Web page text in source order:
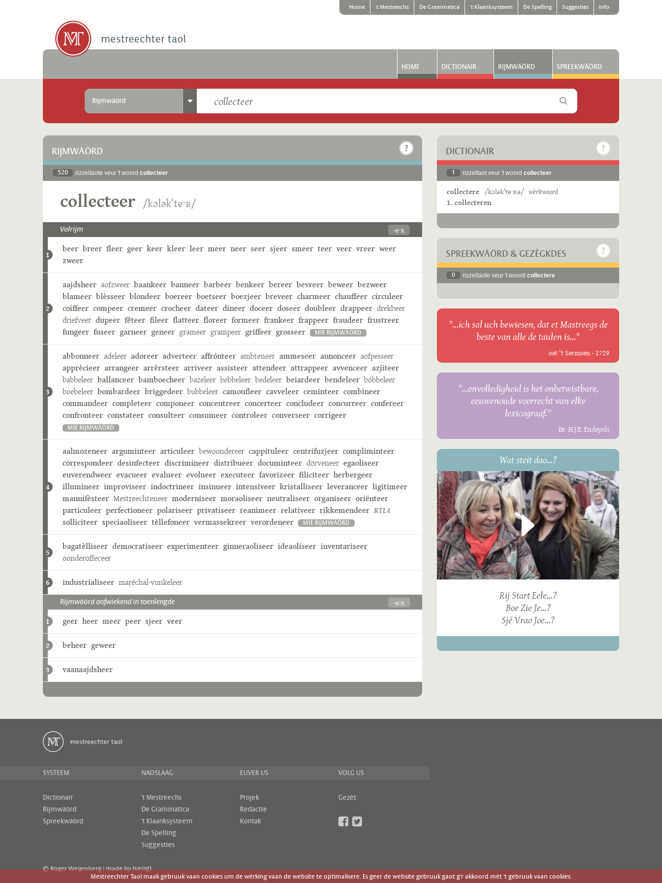
Home 't Mestreechs De Grammatica 't Klaanksysteem De Spelling Suggesties Info
HOME DICTIONAIR RIJMWÄÖRD SPREEKWÄÖRD
Rijmwäörd
RIJMWÄÖRD
520 rizzeltaote veur 't woord collecteer
collecteer /kɔləkˈteˑʀ/
Volrijm -eˑʀ
1
beer breer fleer geer keer kleer leer meer neer seer sjeer smeer teer veer vreer weer
zweer
2
aajdsheer aofzweer baankeer banneer barbeer benkeer bereer bevreer beweer bezweer
blameer blèsseer blondeer boereer boetseer boezjeer breveer charmeer chauffeer circuleer
coiffeer compeer cremeer crocheer dateer dineer doceer doseer doubleer drappeer drekbeer
driefveer dupeer fêteer fileer flatteer floreer formeer frankeer frappeer fraudeer frustreer
fungeer fuseer garneer geneer grameer grampeer griffeer grosseer MIE RIJMWÄÖRD
3
abbonneer adeleer adoreer adverteer affrónteer ambteneer ammeseer annonceer aofpesseer
apprècieer arrangeer arrèrsteer arriveer assisteer attendeer attrappeer avvenceer azjiteer
babbeleer ballanceer bamboecheer bazeleer bebbeleer bedeleer beiardeer bendeleer bóbbeleer
boebeleer bombardeer briggedeer bubbeleer camoufleer cavveleer ceminteer combineer
commandeer completeer componeer concentreer concerteer concludeer concurreer confereer
confronteer constateer consulteer consumeer controleer converseer corrigeer
MIE RIJMWÄÖRD
4
aalmozeneer arguminteer articuleer bewoondereer cappituleer centrifuzjeer compliminteer
correspondeer desinfecteer discrimineer distribueer documinteer dörveneer egaoliseer
euverendweer evacueer evalueer evolueer executeer favorizeer filiciteer herbergeer
illumineer improviseer indoctrineer insinueer intensiveer kristalliseer leveranceer ligitimeer
mannifèsteer Mestreechteneer moderniseer moraoliseer neutraliseer organiseer oriënteer
particuleer perfectioneer polariseer privatiseer reanimeer relativeer rikkemendeer RTL4
solliciteer speciaoliseer tèllefoneer vermassekreer verordeneer MIE RIJMWÄÖRD
5
bagatèlliseer democratiseer experimenteer ginneraoliseer ideaoliseer inventariseer
oonderoffeceer
6 industrialiseer maréchal-vunkeleer
Rijmwäörd aofwiekend in toenlengde -eːʀ
1 geer heer meer peer sjeer veer
2 beheer geweer
3 vaanaajdsheer
DICTIONAIR
1 rizzeltaot veur 't woord collecteer
collectere /kɔləkˈteˑʀə/ wèrkwoord
1. collecteren
SPREEKWÄÖRD & GEZÈGKDES
0 rizzeltaote veur 't woord collectere
"...ich sal uch bewiesen, dat et Mastreegs de
beste van alle de taulen is..."
oet 't Sermoen - 1729
"...onvolledigheid is het onbetwistbare,
eeuwenoude voorrecht van elke
lexicograaf."
Dr. H.J.E. Endepols
Wat steit dao...?
Rij Start Eele...?
Boe Zie Je...?
Sjé Vrao Joe...?
SYSTEEM
Dictionair
Rijmwäörd
Spreekwäörd
NAOSLAAG
't Mestreechs
De Grammatica
't Klaanksysteem
De Spelling
Suggesties
EUVER US
Projek
Redactie
Kontak
VOLG US
Gezèt
© Roger Weijenberg | made byivengi
Mestreechter Taol maak gebruuk vaan cookies um de wèrking vaan de website te optimalisere. Es geer de website gebruuk gaot g'r akkoord mèt 't gebruuk vaan cookies.